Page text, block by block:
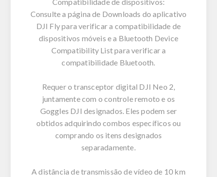
Consulte a página de Downloads do aplicativo
DJI Fly para verificar a compatibilidade de
dispositivos móveis e a Bluetooth Device
Compatibility List para verificar a
compatibilidade Bluetooth.
Requer o transceptor digital DJI Neo 2,
juntamente com o controle remoto e os
Goggles DJI designados. Eles podem ser
obtidos adquirindo combos específicos ou
comprando os itens designados
separadamente.
A distância de transmissão de vídeo de 10 km